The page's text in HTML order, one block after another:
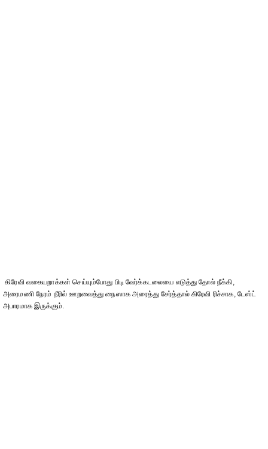
கிரேவி வகையறாக்கள் செய்யும்போது பிடி வேர்க்கடலையை எடுத்து தோல் நீக்கி,
அரைமணி நேரம் நீரில் ஊறவைத்து நைஸாக அரைத்து சேர்த்தால் கிரேவி ரிச்சாக, டேஸ்ட்
அபாரமாக இருக்கும்.